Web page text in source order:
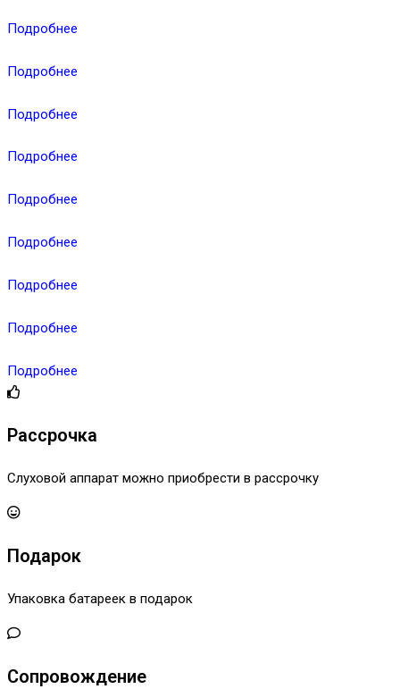
Подробнее
Подробнее
Подробнее
Подробнее
Подробнее
Подробнее
Подробнее
Подробнее
Подробнее
Рассрочка
Слуховой аппарат можно приобрести в рассрочку
Подарок
Упаковка батареек в подарок
Сопровождение